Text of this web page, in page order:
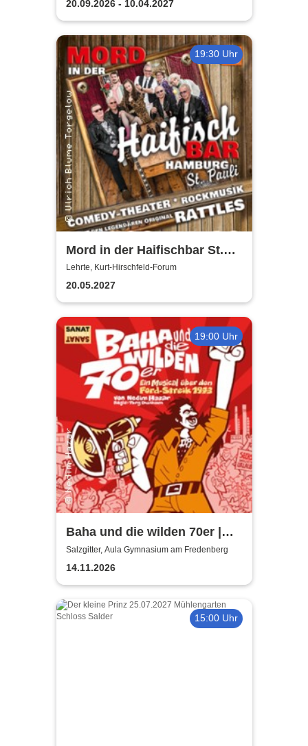
ermittelt
20.09.2026 - 10.04.2027
19:30 Uhr
Mord in der Haifischbar St.
Pauli - Theater IK's & The
Rattles - Theater & Musik
Lehrte, Kurt-Hirschfeld-Forum
20.05.2027
19:00 Uhr
Baha und die wilden 70er |
Aula Gymnasium am
Fredenberg
Salzgitter, Aula Gymnasium am Fredenberg
14.11.2026
15:00 Uhr